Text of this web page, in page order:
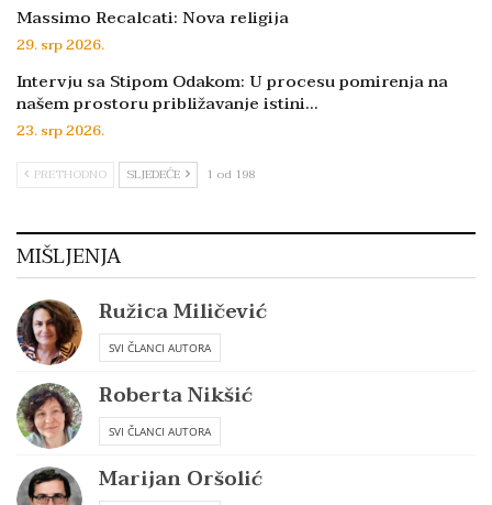
Massimo Recalcati: Nova religija
29. srp 2026.
Intervju sa Stipom Odakom: U procesu pomirenja na
našem prostoru približavanje istini…
23. srp 2026.
PRETHODNO SLJEDEĆE 1 od 198
MIŠLJENJA
Ružica Miličević
SVI ČLANCI AUTORA
Roberta Nikšić
SVI ČLANCI AUTORA
Marijan Oršolić